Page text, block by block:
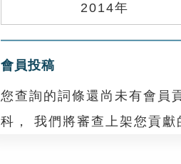
2014年
會員投稿
您查詢的詞條還尚未有會員
科， 我們將審查上架您貢獻